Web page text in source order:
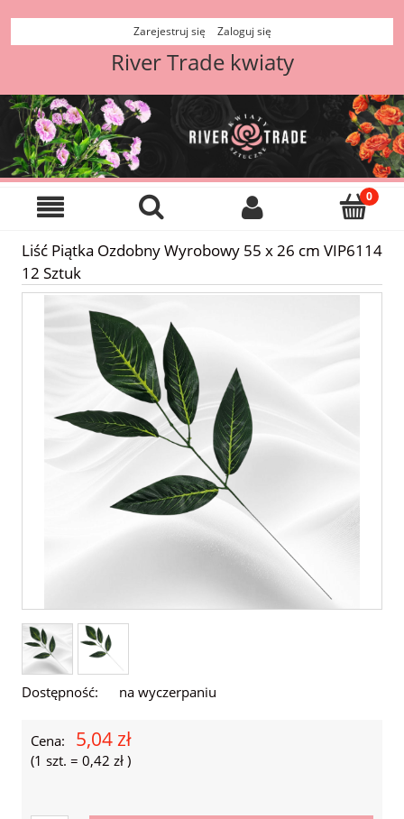
Zarejestruj się Zaloguj się
River Trade kwiaty
Liść Piątka Ozdobny Wyrobowy 55 x 26 cm VIP6114
12 Sztuk
Dostępność: na wyczerpaniu
Cena: 5,04 zł
(1 szt. = 0,42 zł )